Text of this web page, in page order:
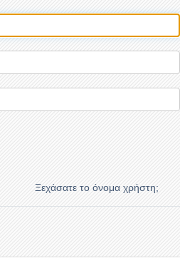
Ξεχάσατε το όνομα χρήστη;